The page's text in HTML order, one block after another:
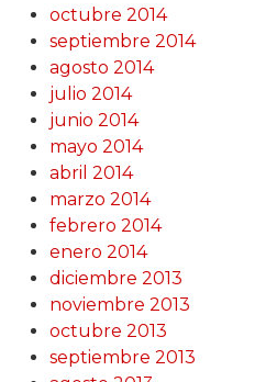
octubre 2014
septiembre 2014
agosto 2014
julio 2014
junio 2014
mayo 2014
abril 2014
marzo 2014
febrero 2014
enero 2014
diciembre 2013
noviembre 2013
octubre 2013
septiembre 2013